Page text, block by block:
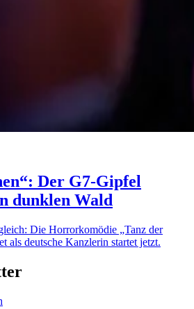
Der G7-Gipfel
dunklen Wald
Die Horrorkomödie „Tanz der
als deutsche Kanzlerin startet jetzt.